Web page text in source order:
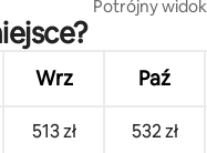
Potrójny
Wrz Paź
513 zł 532 zł